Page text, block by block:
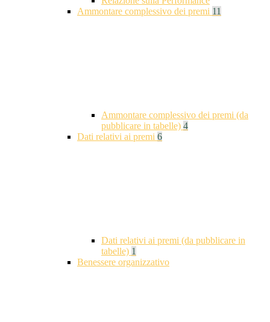
Ammontare complessivo dei premi 11
Ammontare complessivo dei premi (da
pubblicare in tabelle) 4
Dati relativi ai premi 6
Dati relativi ai premi (da pubblicare in
tabelle) 1
Benessere organizzativo